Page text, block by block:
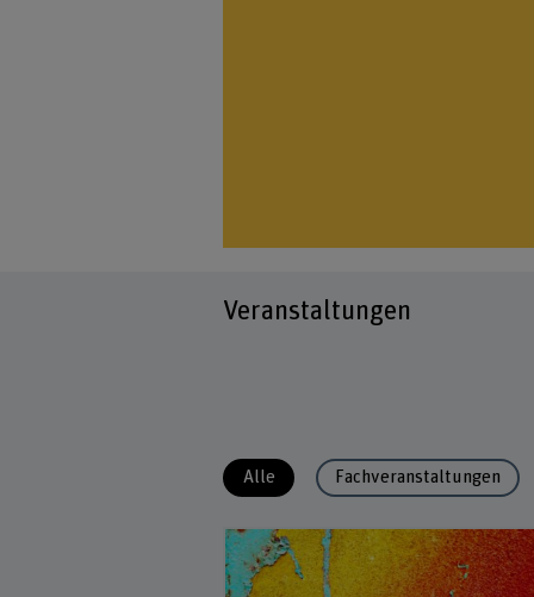
Veranstaltungen
Alle Fachveranstaltungen